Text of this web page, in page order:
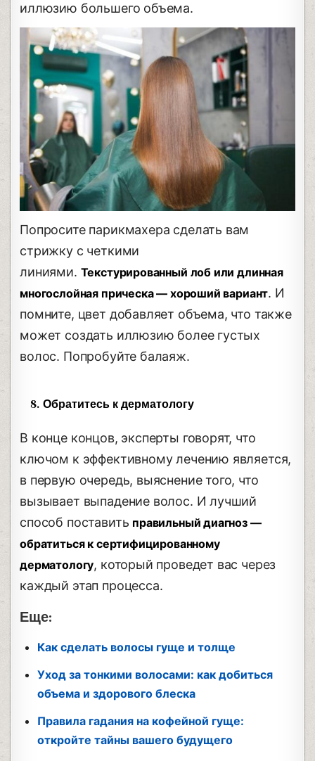
иллюзию большего объема.
Попросите парикмахера сделать вам
стрижку с четкими
линиями. Текстурированный лоб или длинная
многослойная прическа — хороший вариант. И
помните, цвет добавляет объема, что также
может создать иллюзию более густых
волос. Попробуйте балаяж.
8. Обратитесь к дерматологу
В конце концов, эксперты говорят, что
ключом к эффективному лечению является,
в первую очередь, выяснение того, что
вызывает выпадение волос. И лучший
способ поставить правильный диагноз —
обратиться к сертифицированному
дерматологу, который проведет вас через
каждый этап процесса.
Еще:
Как сделать волосы гуще и толще
Уход за тонкими волосами: как добиться
объема и здорового блеска
Правила гадания на кофейной гуще:
откройте тайны вашего будущего